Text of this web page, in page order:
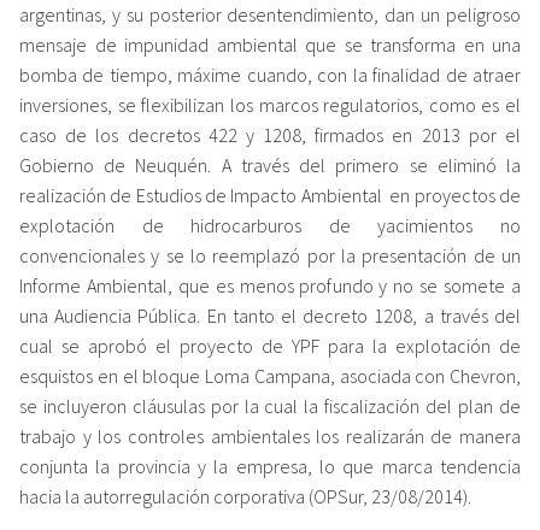
argentinas, y su posterior desentendimiento, dan un peligroso
mensaje de impunidad ambiental que se transforma en una
bomba de tiempo, máxime cuando, con la finalidad de atraer
inversiones, se flexibilizan los marcos regulatorios, como es el
caso de los decretos 422 y 1208, firmados en 2013 por el
Gobierno de Neuquén. A través del primero se eliminó la
realización de Estudios de Impacto Ambiental en proyectos de
explotación de hidrocarburos de yacimientos no
convencionales y se lo reemplazó por la presentación de un
Informe Ambiental, que es menos profundo y no se somete a
una Audiencia Pública. En tanto el decreto 1208, a través del
cual se aprobó el proyecto de YPF para la explotación de
esquistos en el bloque Loma Campana, asociada con Chevron,
se incluyeron cláusulas por la cual la fiscalización del plan de
trabajo y los controles ambientales los realizarán de manera
conjunta la provincia y la empresa, lo que marca tendencia
hacia la autorregulación corporativa (OPSur, 23/08/2014).